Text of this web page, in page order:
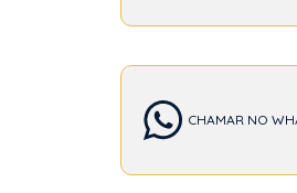
CHAMAR NO